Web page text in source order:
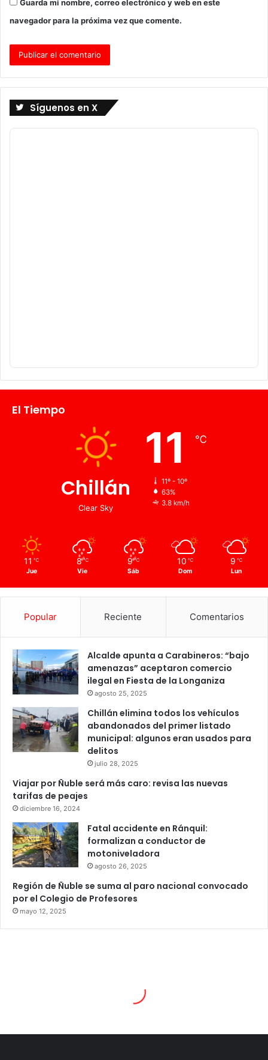
Guarda mi nombre, correo electrónico y web en este
navegador para la próxima vez que comente.
Síguenos en X
El Tiempo
Chillán
Clear Sky
11 ℃
11º - 10º
63%
3.8 km/h
11 ℃
Jue
8 ℃
Vie
9 ℃
Sáb
10 ℃
Dom
9 ℃
Lun
Popular Reciente Comentarios
Alcalde apunta a Carabineros: “bajo
amenazas” aceptaron comercio
ilegal en Fiesta de la Longaniza
agosto 25, 2025
Chillán elimina todos los vehículos
abandonados del primer listado
municipal: algunos eran usados para
delitos
julio 28, 2025
Viajar por Ñuble será más caro: revisa las nuevas
tarifas de peajes
diciembre 16, 2024
Fatal accidente en Ránquil:
formalizan a conductor de
motoniveladora
agosto 26, 2025
Región de Ñuble se suma al paro nacional convocado
por el Colegio de Profesores
mayo 12, 2025